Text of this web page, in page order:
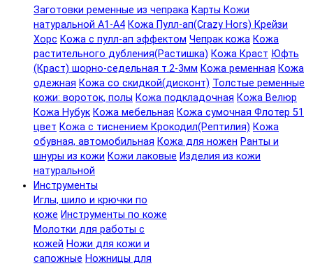
Заготовки ременные из чепрака Карты Кожи
натуральной А1-А4 Кожа Пулл-ап(Crazy Hors) Крейзи
Хорс Кожа с пулл-ап эффектом Чепрак кожа Кожа
растительного дубления(Растишка) Кожа Краст Юфть
(Краст) шорно-седельная т.2-3мм Кожа ременная Кожа
одежная Кожа со скидкой(дисконт) Толстые ременные
кожи: вороток, полы Кожа подкладочная Кожа Велюр
Кожа Нубук Кожа мебельная Кожа сумочная Флотер 51
цвет Кожа с тиснением Крокодил(Рептилия) Кожа
обувная, автомобильная Кожа для ножен Ранты и
шнуры из кожи Кожи лаковые Изделия из кожи
натуральной
Инструменты
Иглы, шило и крючки по
коже Инструменты по коже
Молотки для работы с
кожей Ножи для кожи и
сапожные Ножницы для